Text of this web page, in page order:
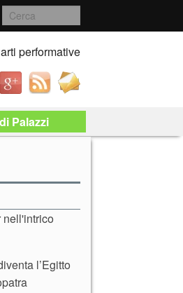
performative
Palazzi
nell'intrico
l’Egitto